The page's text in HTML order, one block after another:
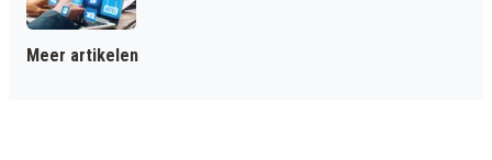
Meer artikelen